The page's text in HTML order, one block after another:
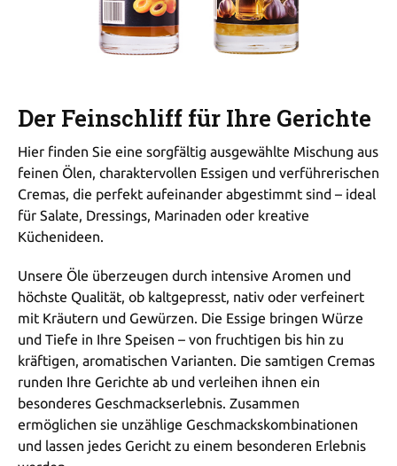
Der Feinschliff für Ihre Gerichte
Hier finden Sie eine sorgfältig ausgewählte Mischung aus
feinen Ölen, charaktervollen Essigen und verführerischen
Cremas, die perfekt aufeinander abgestimmt sind – ideal
für Salate, Dressings, Marinaden oder kreative
Küchenideen.
Unsere Öle überzeugen durch intensive Aromen und
höchste Qualität, ob kaltgepresst, nativ oder verfeinert
mit Kräutern und Gewürzen. Die Essige bringen Würze
und Tiefe in Ihre Speisen – von fruchtigen bis hin zu
kräftigen, aromatischen Varianten. Die samtigen Cremas
runden Ihre Gerichte ab und verleihen ihnen ein
besonderes Geschmackserlebnis. Zusammen
ermöglichen sie unzählige Geschmackskombinationen
und lassen jedes Gericht zu einem besonderen Erlebnis